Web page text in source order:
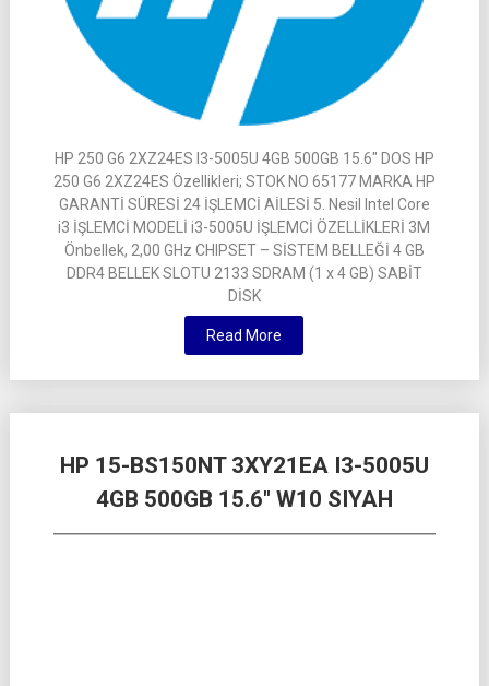
HP 250 G6 2XZ24ES I3-5005U 4GB 500GB 15.6″ DOS HP
250 G6 2XZ24ES Özellikleri; STOK NO 65177 MARKA HP
GARANTİ SÜRESİ 24 İŞLEMCİ AİLESİ 5. Nesil Intel Core
i3 İŞLEMCİ MODELİ i3-5005U İŞLEMCİ ÖZELLİKLERİ 3M
Önbellek, 2,00 GHz CHIPSET – SİSTEM BELLEĞİ 4 GB
DDR4 BELLEK SLOTU 2133 SDRAM (1 x 4 GB) SABİT
DİSK
Read More
HP 15-BS150NT 3XY21EA I3-5005U
4GB 500GB 15.6″ W10 SIYAH